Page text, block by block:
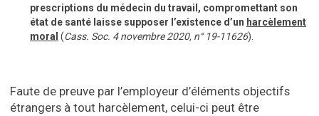
prescriptions du médecin du travail, compromettant son
état de santé laisse supposer l’existence d’un harcèlement
moral (Cass. Soc. 4 novembre 2020, n° 19-11626).
Faute de preuve par l’employeur d’éléments objectifs
étrangers à tout harcèlement, celui-ci peut être